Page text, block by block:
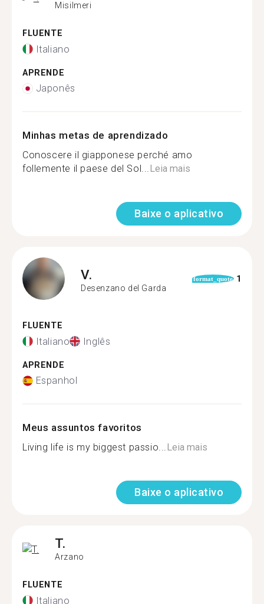
Misilmeri
FLUENTE
Italiano
APRENDE
Japonês
Minhas metas de aprendizado
Conoscere il giapponese perché amo
follemente il paese del Sol...Leia mais
Baixe o aplicativo
V.
Desenzano del Garda
format_quote 1
FLUENTE
Italiano Inglês
APRENDE
Espanhol
Meus assuntos favoritos
Living life is my biggest passio...Leia mais
Baixe o aplicativo
T.
Arzano
FLUENTE
Italiano